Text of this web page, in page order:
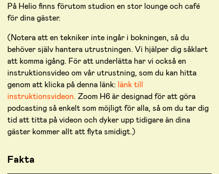
På Helio finns förutom studion en stor lounge och café
för dina gäster.
(Notera att en tekniker inte ingår i bokningen, så du
behöver själv hantera utrustningen. Vi hjälper dig såklart
att komma igång. För att underlätta har vi också en
instruktionsvideo om vår utrustning, som du kan hitta
genom att klicka på denna länk: länk till
instruktionsvideon. Zoom H6 är designad för att göra
podcasting så enkelt som möjligt för alla, så om du tar dig
tid att titta på videon och dyker upp tidigare än dina
gäster kommer allt att flyta smidigt.)
Fakta